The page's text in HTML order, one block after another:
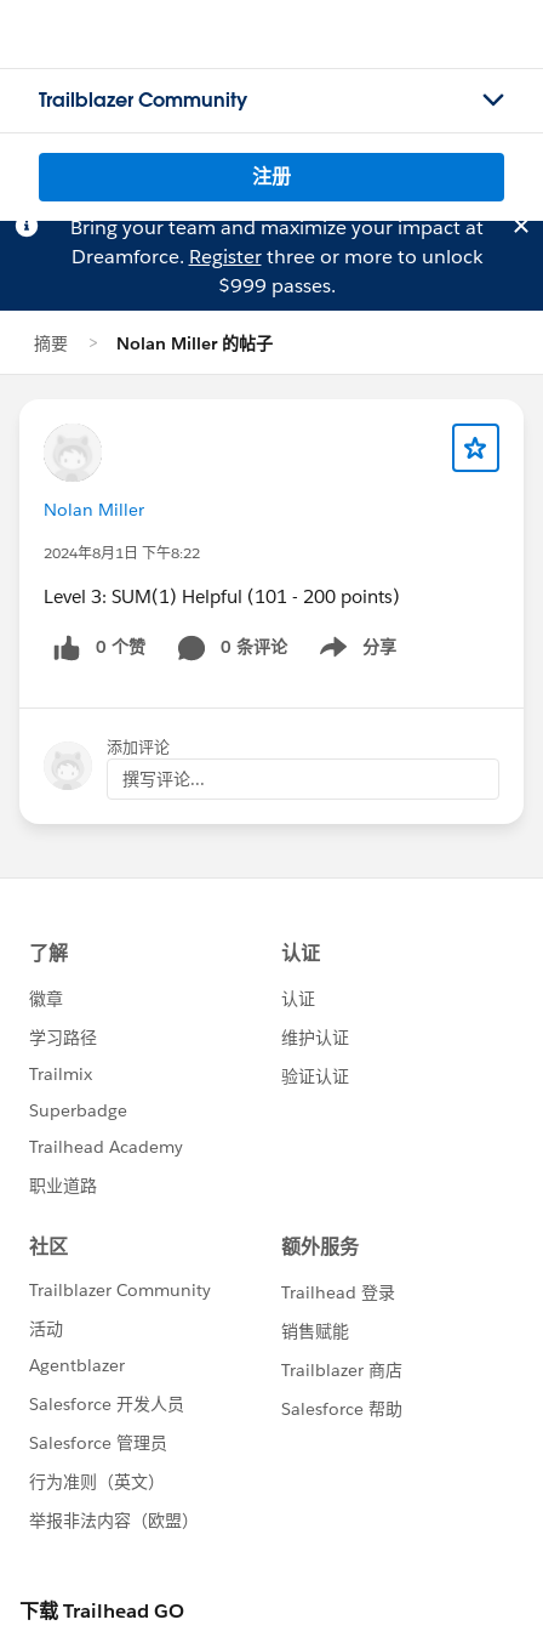
Trailblazer Community
注册
Bring your team and maximize your impact at
Dreamforce. Registerthree or more to unlock
$999 passes.
摘要 Nolan Miller 的帖子
Nolan Miller
2024年8月1日 下午8:22
Level 3: SUM(1) Helpful (101 - 200 points)
0 个赞 0 条评论 分享
Show menu
添加评论
撰写评论...